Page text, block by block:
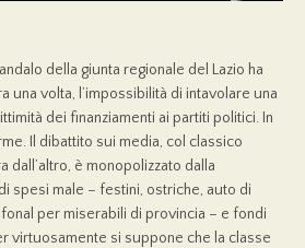
della giunta regionale del Lazio ha
una volta, l’impossibilità di intavolare una
dei finanziamenti ai partiti politici. In
Il dibattito sui media, col classico
dall’altro, è monopolizzato dalla
spesi male – festini, ostriche, auto di
per miserabili di provincia – e fondi
virtuosamente si suppone che la classe